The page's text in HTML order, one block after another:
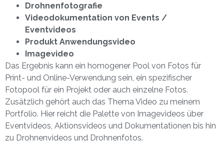
Drohnenfotografie
Videodokumentation von Events /
Eventvideos
Produkt Anwendungsvideo
Imagevideo
Das Ergebnis kann ein homogener Pool von Fotos für
Print- und Online-Verwendung sein, ein spezifischer
Fotopool für ein Projekt oder auch einzelne Fotos.
Zusätzlich gehört auch das Thema Video zu meinem
Portfolio. Hier reicht die Palette von Imagevideos über
Eventvideos, Aktionsvideos und Dokumentationen bis hin
zu Drohnenvideos und Drohnenfotos.